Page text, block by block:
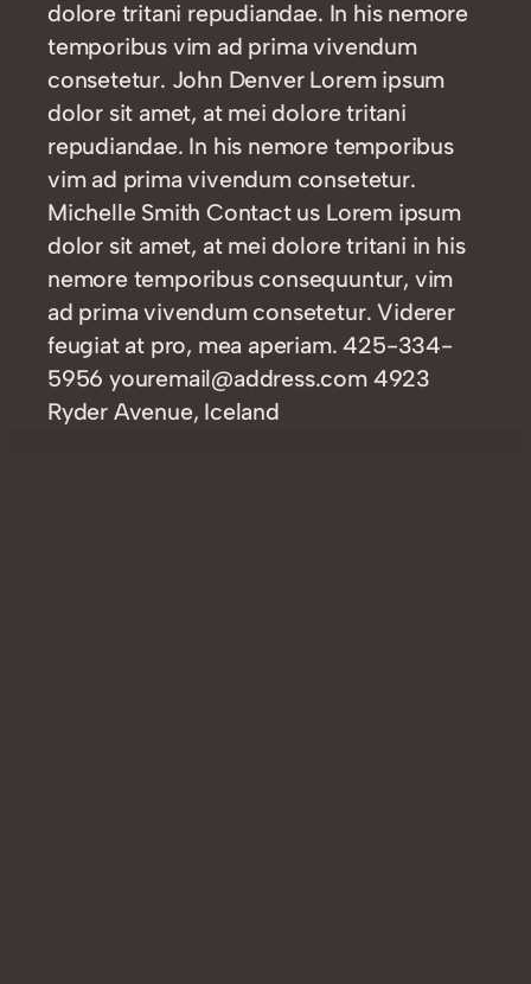
dolore tritani repudiandae. In his nemore
temporibus vim ad prima vivendum
consetetur. John Denver Lorem ipsum
dolor sit amet, at mei dolore tritani
repudiandae. In his nemore temporibus
vim ad prima vivendum consetetur.
Michelle Smith Contact us Lorem ipsum
dolor sit amet, at mei dolore tritani in his
nemore temporibus consequuntur, vim
ad prima vivendum consetetur. Viderer
feugiat at pro, mea aperiam. 425-334-
5956 youremail@address.com 4923
Ryder Avenue, Iceland